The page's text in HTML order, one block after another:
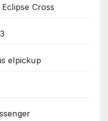
Cross
elpickup